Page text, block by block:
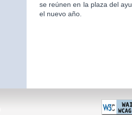
se reúnen en la plaza del
el nuevo año.